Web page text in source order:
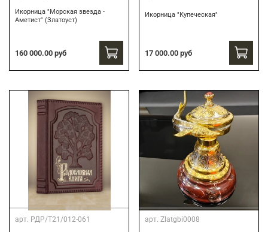
Икорница "Морская звезда -
Аметист" (Златоуст)
160 000.00 руб
Икорница "Купеческая"
17 000.00 руб
арт. РДР/Т21/012-061 арт. Zlatgbi0008